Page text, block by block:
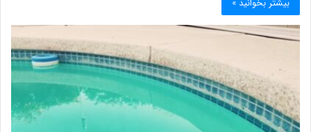
بیشتر بخوانید »